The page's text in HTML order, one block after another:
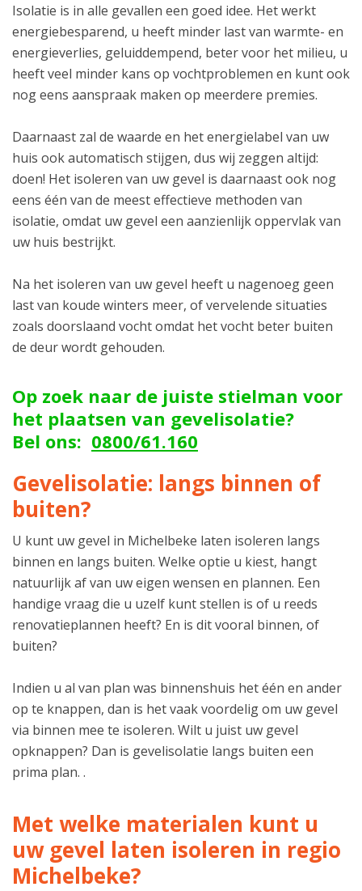
Isolatie is in alle gevallen een goed idee. Het werkt
energiebesparend, u heeft minder last van warmte- en
energieverlies, geluiddempend, beter voor het milieu, u
heeft veel minder kans op vochtproblemen en kunt ook
nog eens aanspraak maken op meerdere premies.
Daarnaast zal de waarde en het energielabel van uw
huis ook automatisch stijgen, dus wij zeggen altijd:
doen! Het isoleren van uw gevel is daarnaast ook nog
eens één van de meest effectieve methoden van
isolatie, omdat uw gevel een aanzienlijk oppervlak van
uw huis bestrijkt.
Na het isoleren van uw gevel heeft u nagenoeg geen
last van koude winters meer, of vervelende situaties
zoals doorslaand vocht omdat het vocht beter buiten
de deur wordt gehouden.
Op zoek naar de juiste stielman voor
het plaatsen van gevelisolatie?
Bel ons: 0800/61.160
Gevelisolatie: langs binnen of
buiten?
U kunt uw gevel in Michelbeke laten isoleren langs
binnen en langs buiten. Welke optie u kiest, hangt
natuurlijk af van uw eigen wensen en plannen. Een
handige vraag die u uzelf kunt stellen is of u reeds
renovatieplannen heeft? En is dit vooral binnen, of
buiten?
Indien u al van plan was binnenshuis het één en ander
op te knappen, dan is het vaak voordelig om uw gevel
via binnen mee te isoleren. Wilt u juist uw gevel
opknappen? Dan is gevelisolatie langs buiten een
prima plan. .
Met welke materialen kunt u
uw gevel laten isoleren in regio
Michelbeke?